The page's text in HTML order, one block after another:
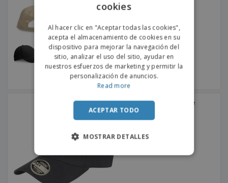
Result | Gorra flexible de
kansas
SPANISH
cookies
Al hacer clic en "Aceptar todas las cookies",
acepta el almacenamiento de cookies en su
dispositivo para mejorar la navegación del
sitio, analizar el uso del sitio, ayudar en
nuestros esfuerzos de marketing y permitir la
personalización de anuncios.
Read more
ACEPTAR TODO
MOSTRAR DETALLES